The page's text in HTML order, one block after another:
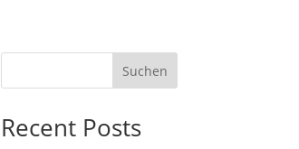
Suchen
Recent Posts